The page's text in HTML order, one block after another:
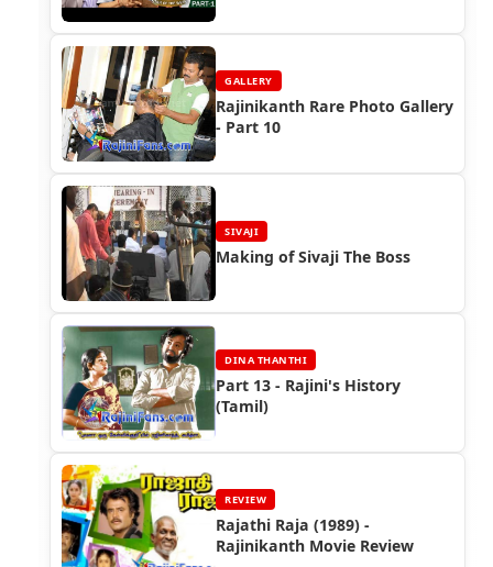
GALLERY
Rajinikanth Rare Photo Gallery
- Part 10
SIVAJI
Making of Sivaji The Boss
DINA THANTHI
Part 13 - Rajini's History
(Tamil)
REVIEW
Rajathi Raja (1989) -
Rajinikanth Movie Review